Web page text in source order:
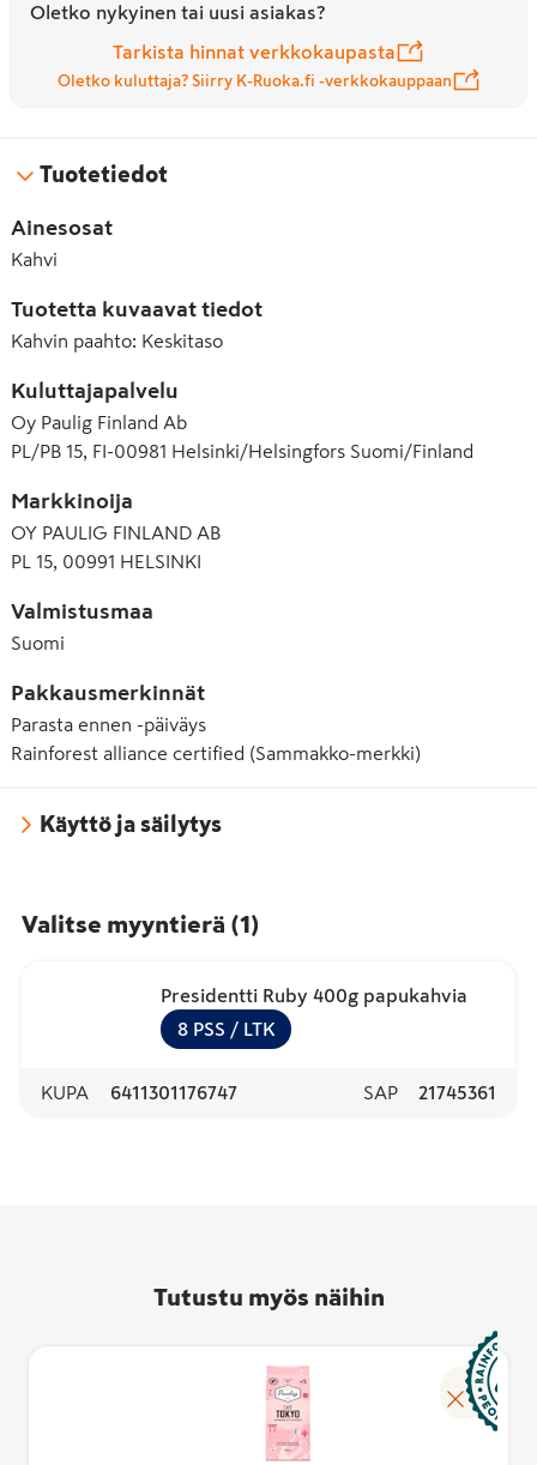
Oletko nykyinen tai uusi asiakas?
Tarkista hinnat verkkokaupasta
Oletko kuluttaja? Siirry K-Ruoka.fi -verkkokauppaan
Tuotetiedot
Ainesosat
Kahvi
Tuotetta kuvaavat tiedot
Kahvin paahto: Keskitaso
Kuluttajapalvelu
Oy Paulig Finland Ab
PL/PB 15, FI-00981 Helsinki/Helsingfors Suomi/Finland
Markkinoija
OY PAULIG FINLAND AB
PL 15, 00991 HELSINKI
Valmistusmaa
Suomi
Pakkausmerkinnät
Parasta ennen -päiväys
Rainforest alliance certified (Sammakko-merkki)
Käyttö ja säilytys
Valitse myyntierä (1)
Presidentti Ruby 400g papukahvia
8 PSS / LTK
KUPA 6411301176747 SAP 21745361
Tutustu myös näihin